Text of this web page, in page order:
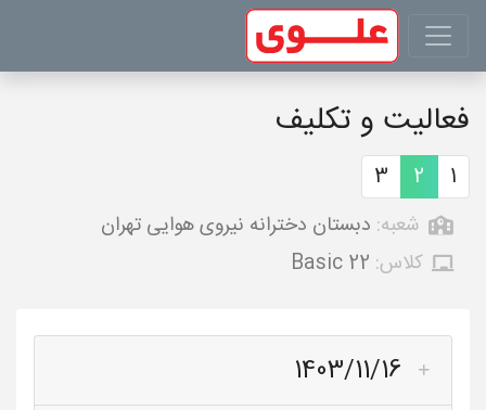
فعالیت و تکلیف
1
2
3
شعبه: دبستان دخترانه نیروی هوایی تهران
کلاس: Basic 22
1403/11/16